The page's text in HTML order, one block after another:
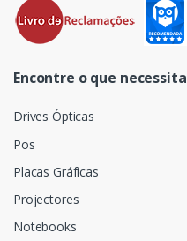
Encontre o que necessita
Drives Ópticas
Pos
Placas Gráficas
Projectores
Notebooks